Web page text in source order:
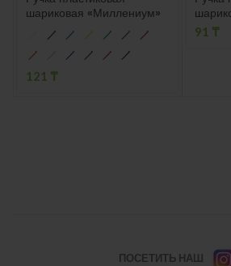
шариковая «Миллениум»
121 ₸
91 ₸
ПОСЕТИТЬ НАШ